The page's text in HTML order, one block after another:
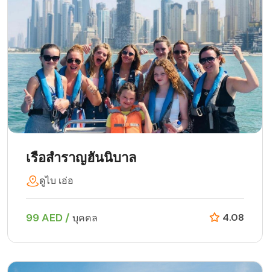
เรือสำราญฮันนิบาล
ดูไบ เอ่อ
99 AED / บุคคล 4.08